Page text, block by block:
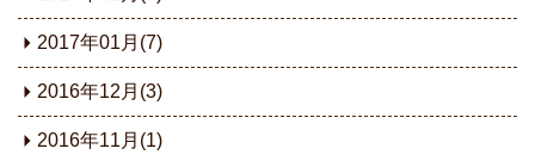
2017年01月(7)
2016年12月(3)
2016年11月(1)